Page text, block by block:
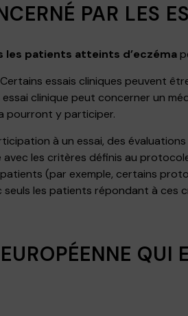
PAR LES
les patients atteints d’eczéma
essais cliniques peuvent
essai clinique peut concerner un
pourront y participer.
à un essai, des
les critères définis au
(par exemple, certains
les patients répondant à ces
QUI